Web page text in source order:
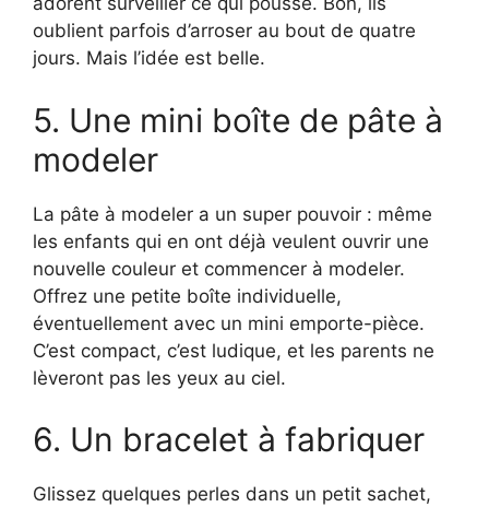
oublient parfois d’arroser au bout de quatre
jours. Mais l’idée est belle.
5. Une mini boîte de pâte à
modeler
La pâte à modeler a un super pouvoir : même
les enfants qui en ont déjà veulent ouvrir une
nouvelle couleur et commencer à modeler.
Offrez une petite boîte individuelle,
éventuellement avec un mini emporte-pièce.
C’est compact, c’est ludique, et les parents ne
lèveront pas les yeux au ciel.
6. Un bracelet à fabriquer
Glissez quelques perles dans un petit sachet,